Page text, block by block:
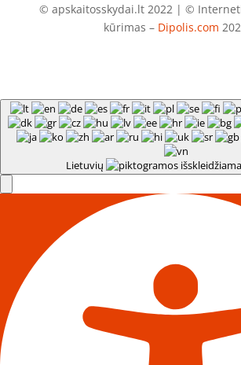
© apskaitosskydai.lt 2022 | ©
kūrimas – Dipolis.com
Lietuvių